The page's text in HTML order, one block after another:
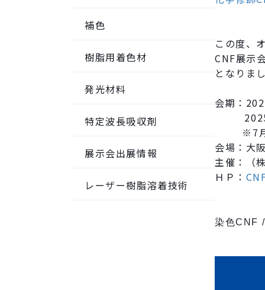
補色
樹脂用着色材
発光材料
特定波長吸収剤
展示会出展情報
レーザー樹脂溶着技術
この度、
CNF展示
となりま
会期：
2025年
※7月31
会場：大
主催：（
ＨＰ：
染色CNF